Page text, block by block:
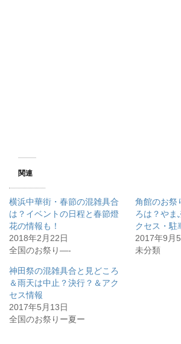
関連
横浜中華街・春節の混雑具合
は？イベントの日程と春節燈
花の情報も！
2018年2月22日
全国のお祭り―-
角館のお祭
ろは？やま
クセス・駐
2017年9月
未分類
神田祭の混雑具合と見どころ
＆雨天は中止？決行？＆アク
セス情報
2017年5月13日
全国のお祭りー夏ー